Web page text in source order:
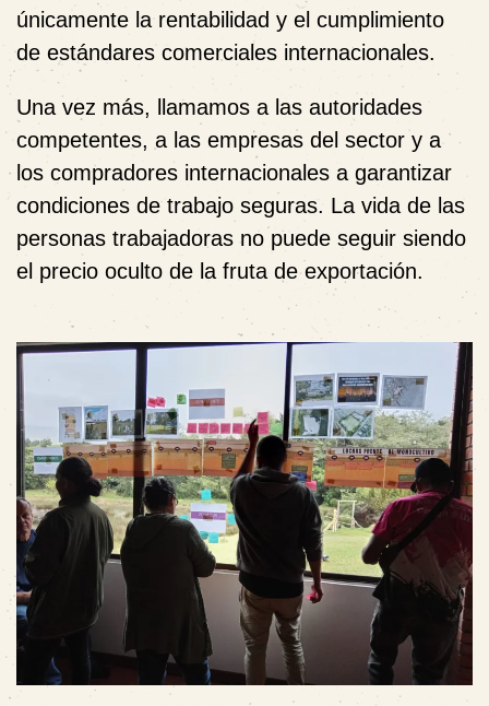
únicamente la rentabilidad y el cumplimiento
de estándares comerciales internacionales.
Una vez más, llamamos a las autoridades
competentes, a las empresas del sector y a
los compradores internacionales a garantizar
condiciones de trabajo seguras. La vida de las
personas trabajadoras no puede seguir siendo
el precio oculto de la fruta de exportación.